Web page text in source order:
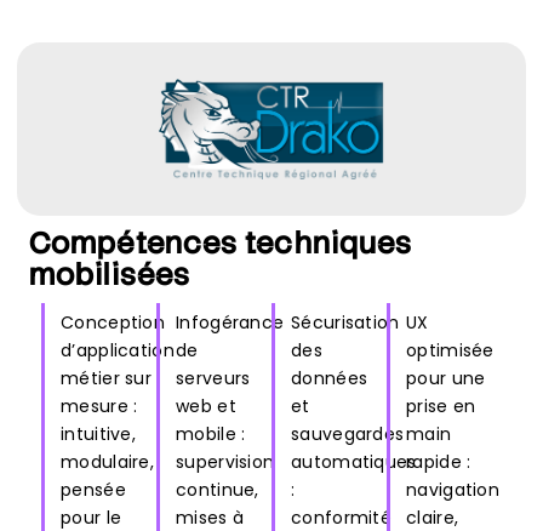
Compétences techniques
mobilisées
Conception
d’application
métier sur
mesure :
intuitive,
modulaire,
pensée
pour le
Infogérance
de
serveurs
web et
mobile :
supervision
continue,
mises à
Sécurisation
des
données
et
sauvegardes
automatiques
:
conformité
UX
optimisée
pour une
prise en
main
rapide :
navigation
claire,